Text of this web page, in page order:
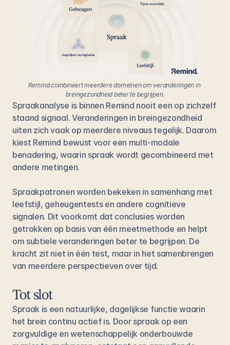
Remind combineert meerdere domeinen om veranderingen in
breingezondheid beter te begrijpen.
Spraakanalyse is binnen Remind nooit een op zichzelf
staand signaal. Veranderingen in breingezondheid
uiten zich vaak op meerdere niveaus tegelijk. Daarom
kiest Remind bewust voor een multi-modale
benadering, waarin spraak wordt gecombineerd met
andere metingen.
Spraakpatronen worden bekeken in samenhang met
leefstijl, geheugentests en andere cognitieve
signalen. Dit voorkomt dat conclusies worden
getrokken op basis van één meetmethode en helpt
om subtiele veranderingen beter te begrijpen. De
kracht zit niet in één test, maar in het samenbrengen
van meerdere perspectieven over tijd.
Tot slot
Spraak is een natuurlijke, dagelijkse functie waarin
het brein continu actief is. Door spraak op een
zorgvuldige en wetenschappelijk onderbouwde